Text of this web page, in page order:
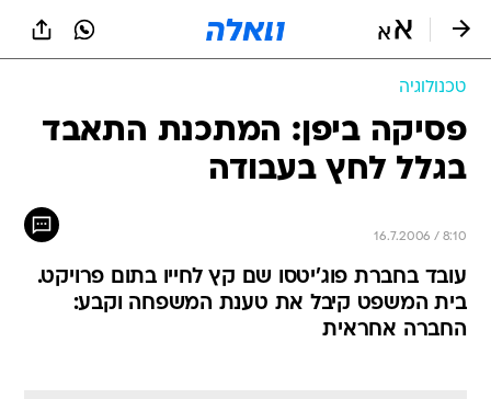
טכנולוגיה
פסיקה ביפן: המתכנת התאבד
בגלל לחץ בעבודה
16.7.2006 / 8:10
עובד בחברת פוג'יטסו שם קץ לחייו בתום פרויקט.
בית המשפט קיבל את טענת המשפחה וקבע:
החברה אחראית